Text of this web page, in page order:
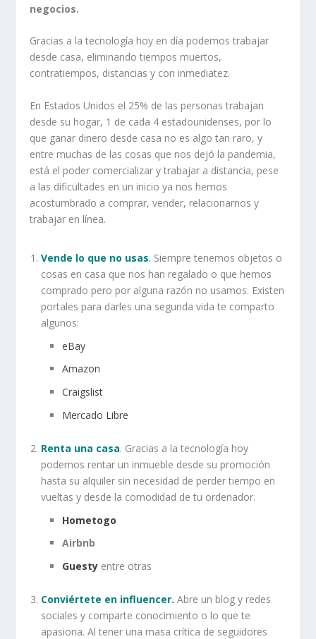
negocios.
Gracias a la tecnología hoy en día podemos trabajar
desde casa, eliminando tiempos muertos,
contratiempos, distancias y con inmediatez.
En Estados Unidos el 25% de las personas trabajan
desde su hogar, 1 de cada 4 estadounidenses, por lo
que ganar dinero desde casa no es algo tan raro, y
entre muchas de las cosas que nos dejó la pandemia,
está el poder comercializar y trabajar a distancia, pese
a las dificultades en un inicio ya nos hemos
acostumbrado a comprar, vender, relacionarnos y
trabajar en línea.
Vende lo que no usas. Siempre tenemos objetos o
cosas en casa que nos han regalado o que hemos
comprado pero por alguna razón no usamos. Existen
portales para darles una segunda vida te comparto
algunos:
eBay
Amazon
Craigslist
Mercado Libre
Renta una casa. Gracias a la tecnología hoy
podemos rentar un inmueble desde su promoción
hasta su alquiler sin necesidad de perder tiempo en
vueltas y desde la comodidad de tu ordenador.
Hometogo
Airbnb
Guesty entre otras
Conviértete en influencer. Abre un blog y redes
sociales y comparte conocimiento o lo que te
apasiona. Al tener una masa crítica de seguidores